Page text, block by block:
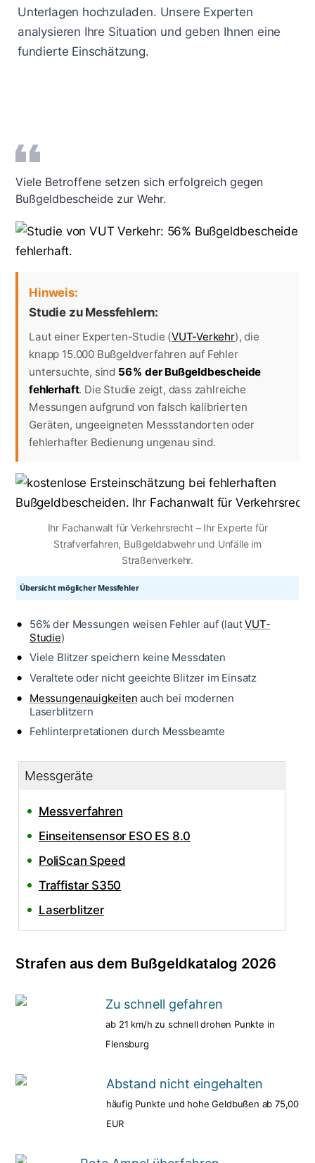
Unterlagen hochzuladen. Unsere Experten
analysieren Ihre Situation und geben Ihnen eine
fundierte Einschätzung.
Viele Betroffene setzen sich erfolgreich gegen
Bußgeldbescheide zur Wehr.
Hinweis:
Studie zu Messfehlern:
Laut einer Experten-Studie (VUT-Verkehr), die
knapp 15.000 Bußgeldverfahren auf Fehler
untersuchte, sind 56 % der Bußgeldbescheide
fehlerhaft. Die Studie zeigt, dass zahlreiche
Messungen aufgrund von falsch kalibrierten
Geräten, ungeeigneten Messstandorten oder
fehlerhafter Bedienung ungenau sind.
Ihr Fachanwalt für Verkehrsrecht – Ihr Experte für
Strafverfahren, Bußgeldabwehr und Unfälle im
Straßenverkehr.
Übersicht möglicher Messfehler
56% der Messungen weisen Fehler auf (lautVUT-
Studie)
Viele Blitzer speichern keine Messdaten
Veraltete oder nicht geeichte Blitzer im Einsatz
Messungenauigkeiten auch bei modernen
Laserblitzern
Fehlinterpretationen durch Messbeamte
Messgeräte
Messverfahren
Einseitensensor ESO ES 8.0
PoliScan Speed
Traffistar S350
Laserblitzer
Strafen aus dem Bußgeldkatalog 2026
Zu schnell gefahren
ab 21 km/h zu schnell drohen Punkte in
Flensburg
Abstand nicht eingehalten
häufig Punkte und hohe Geldbußen ab 75,00
EUR